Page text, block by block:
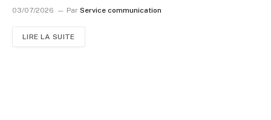
03/07/2026 Par Service communication
LIRE LA SUITE